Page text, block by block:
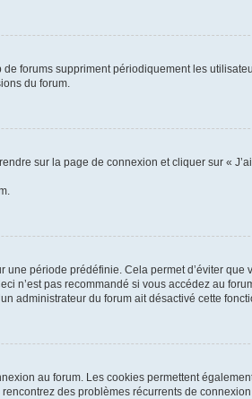
forums suppriment périodiquement les
du forum.
sur la page de connexion et cliquer sur «
période prédéfinie. Cela permet d’éviter que
n’est pas recommandé si vous accédez au
administrateur du forum ait désactivé cette
au forum. Les cookies permettent
des problèmes récurrents de